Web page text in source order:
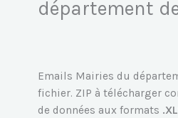
département
Emails Mairies du
fichier. ZIP à télécharger
de données aux formats